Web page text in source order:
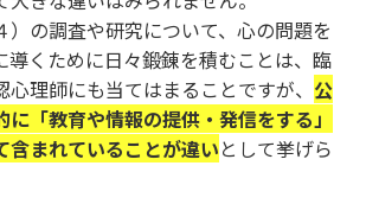
）の調査や研究について、心の問題を
導くために日々鍛錬を積むことは、臨
理師にも当てはまることですが、 公
「教育や情報の提供・発信をする」
含まれていることが違いとして挙げら